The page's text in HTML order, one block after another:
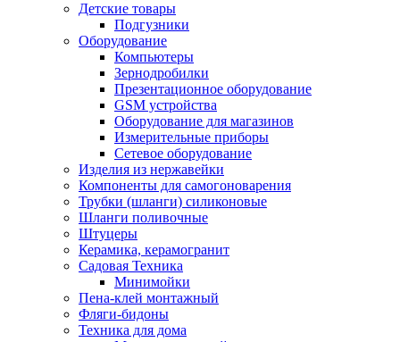
Детские товары
Подгузники
Оборудование
Компьютеры
Зернодробилки
Презентационное оборудование
GSM устройства
Оборудование для магазинов
Измерительные приборы
Сетевое оборудование
Изделия из нержавейки
Компоненты для самогоноварения
Трубки (шланги) силиконовые
Шланги поливочные
Штуцеры
Керамика, керамогранит
Садовая Техника
Минимойки
Пена-клей монтажный
Фляги-бидоны
Техника для дома